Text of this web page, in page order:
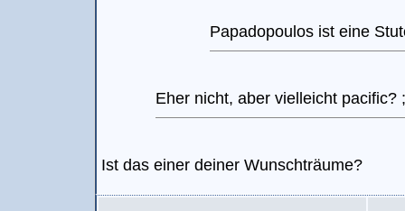
Papadopoulos ist eine
Eher nicht, aber vielleicht pacific?
Ist das einer deiner Wunschträume?